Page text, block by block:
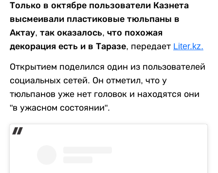
Только в октябре пользователи Казнета
высмеивали пластиковые тюльпаны в
Актау, так оказалось, что похожая
декорация есть и в Таразе, передает Liter.kz.
Открытием поделился один из пользователей
социальных сетей. Он отметил, что у
тюльпанов уже нет головок и находятся они
"в ужасном состоянии".